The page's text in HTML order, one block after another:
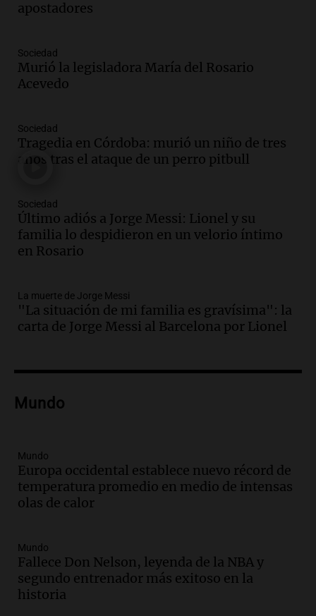
Amamos los Domingos
Audio.
un imperdible cordobés para los
amantes de la astronomía
Audio.
“No entendíamos qué cantaban”:
la historia del club de Irlanda
revolucionado por hinchas argentinos
Episodios
Audio.Crisis diplomática: el embajador
argentino regresa al país tras conflicto
con Brasil
Audio.Bomberos asisten a senderista
con fractura de tobillo en refugio Doña
Rosa
Episodios
investigación internacional sobre asma
Episodios
Audio.Suspenden descuento en SUBE y
aumentan tarifas del SUBTE en Buenos
Aires desde agosto
Audio.Kicillof critica la desregulación
financiera y el aumento de la morosidad
en Buenos Aires
apostadores
Sociedad
Murió la legisladora María del Rosario
Acevedo
Sociedad
Tragedia en Córdoba: murió un niño de tres
años tras el ataque de un perro pitbull
Sociedad
Último adiós a Jorge Messi: Lionel y su
familia lo despidieron en un velorio íntimo
en Rosario
La muerte de Jorge Messi
"La situación de mi familia es gravísima": la
carta de Jorge Messi al Barcelona por Lionel
Mundo
Mundo
Europa occidental establece nuevo récord de
temperatura promedio en medio de intensas
olas de calor
Mundo
Fallece Don Nelson, leyenda de la NBA y
segundo entrenador más exitoso en la
historia